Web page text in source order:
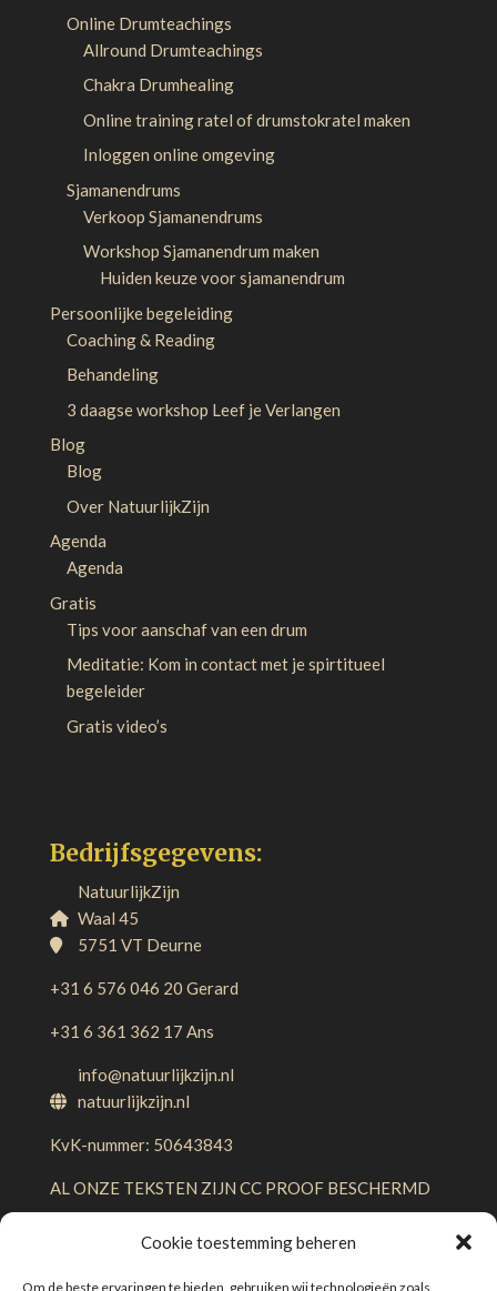
Cookie toestemming beheren
Om de beste ervaringen te bieden, gebruiken wij technologieën zoals
Online Drumteachings
Allround Drumteachings
Chakra Drumhealing
Online training ratel of drumstokratel maken
Inloggen online omgeving
Sjamanendrums
Verkoop Sjamanendrums
Workshop Sjamanendrum maken
Huiden keuze voor sjamanendrum
Persoonlijke begeleiding
Coaching & Reading
Behandeling
3 daagse workshop Leef je Verlangen
Blog
Blog
Over NatuurlijkZijn
Agenda
Agenda
Gratis
Tips voor aanschaf van een drum
Meditatie: Kom in contact met je spirtitueel
begeleider
Gratis video’s
Bedrijfsgegevens:
NatuurlijkZijn
Waal 45
5751 VT Deurne
+31 6 576 046 20 Gerard
+31 6 361 362 17 Ans
info@natuurlijkzijn.nl
natuurlijkzijn.nl
KvK-nummer: 50643843
AL ONZE TEKSTEN ZIJN CC PROOF BESCHERMD